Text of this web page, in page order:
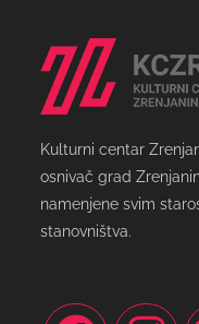
Kulturni centar
osnivač grad
namenjene svim
stanovništva.